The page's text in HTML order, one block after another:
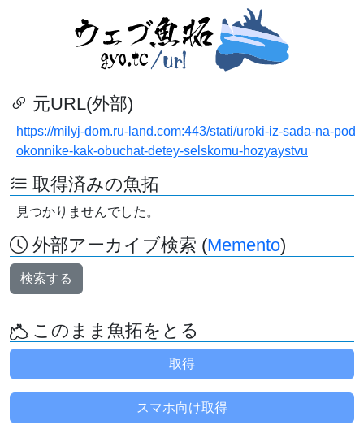
元URL(外部)
https://milyj-dom.ru-land.com:443/stati/uroki-iz-sada-na-pod
okonnike-kak-obuchat-detey-selskomu-hozyaystvu
取得済みの魚拓
見つかりませんでした。
外部アーカイブ検索 (Memento)
検索する
このまま魚拓をとる